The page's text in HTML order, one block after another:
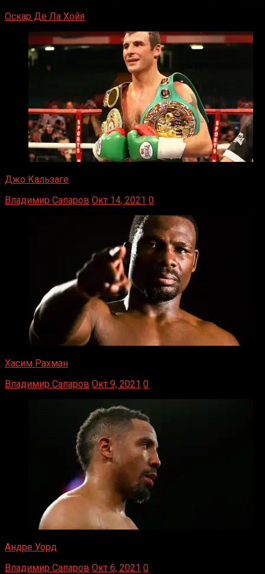
Оскар Де Ла Хойя
Джо Кальзаге
Владимир Сапаров Окт 14, 2021 0
Хасим Рахман
Владимир Сапаров Окт 9, 2021 0
Андре Уорд
Владимир Сапаров Окт 6, 2021 0